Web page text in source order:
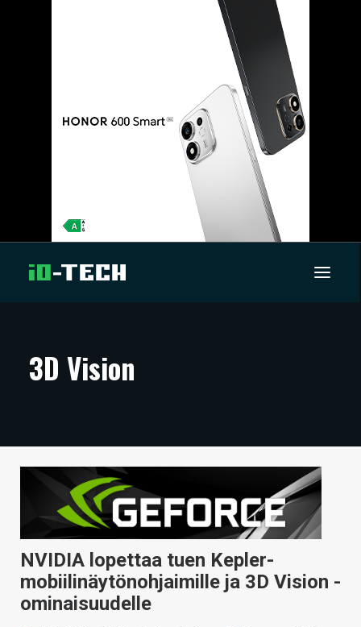
ARTIKKELIT
TECHBBS
HINTA.FI
KAUPPA
VAIHDA TEEMA
3D Vision
NVIDIA lopettaa tuen Kepler-
mobiilinäytönohjaimille ja 3D Vision -
ominaisuudelle